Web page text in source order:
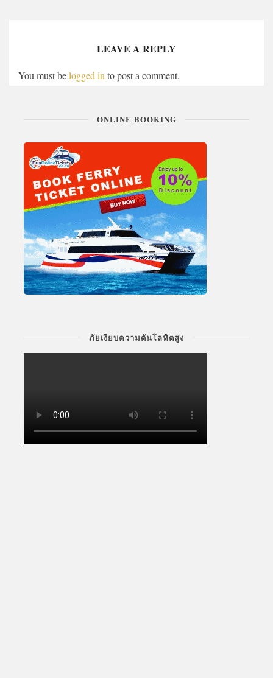
LEAVE A REPLY
You must belogged in to post a comment.
ONLINE BOOKING
ภัยเงียบความดันโลหิตสูง